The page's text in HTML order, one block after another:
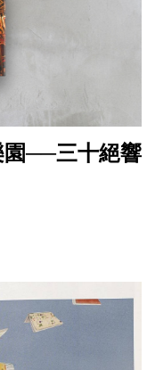
園──三十絕響